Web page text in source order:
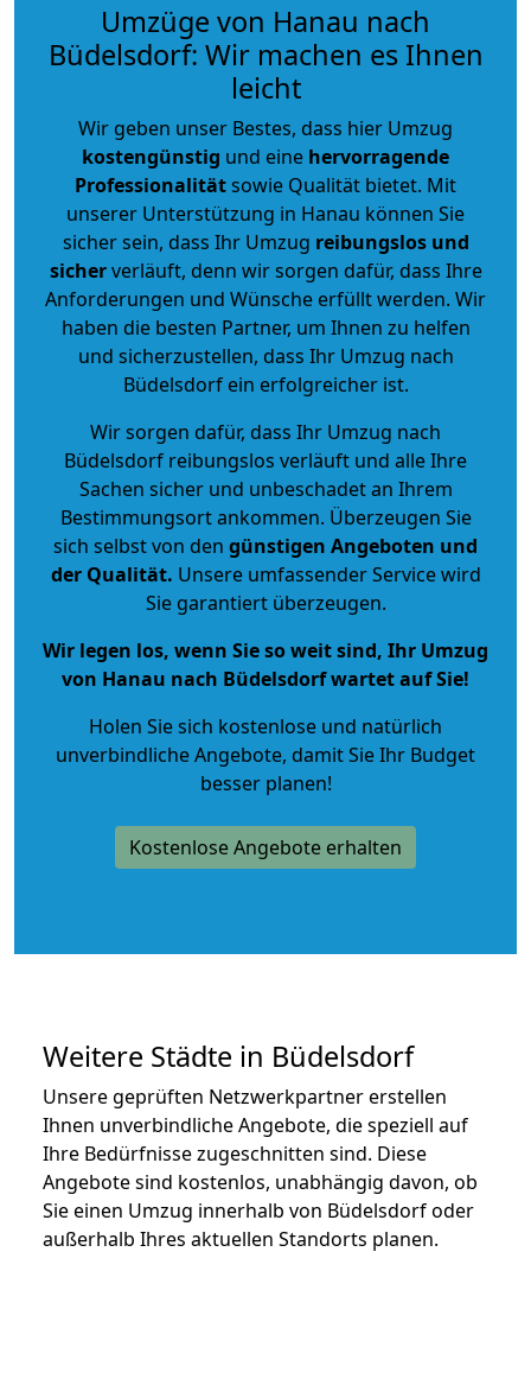
Umzüge von Hanau nach
Büdelsdorf: Wir machen es Ihnen
leicht
Wir geben unser Bestes, dass hier Umzug
kostengünstig und eine hervorragende
Professionalitätsowie Qualität bietet. Mit
unserer Unterstützung in Hanau können Sie
sicher sein, dass Ihr Umzug reibungslos und
sicherverläuft, denn wir sorgen dafür, dass Ihre
Anforderungen und Wünsche erfüllt werden. Wir
haben die besten Partner, um Ihnen zu helfen
und sicherzustellen, dass Ihr Umzug nach
Büdelsdorf ein erfolgreicher ist.
Wir sorgen dafür, dass Ihr Umzug nach
Büdelsdorf reibungslos verläuft und alle Ihre
Sachen sicher und unbeschadet an Ihrem
Bestimmungsort ankommen. Überzeugen Sie
sich selbst von den günstigen Angeboten und
der Qualität. Unsere umfassender Service wird
Sie garantiert überzeugen.
Wir legen los, wenn Sie so weit sind, Ihr Umzug
von Hanau nach Büdelsdorf wartet auf Sie!
Holen Sie sich kostenlose und natürlich
unverbindliche Angebote, damit Sie Ihr Budget
besser planen!
Kostenlose Angebote erhalten
Weitere Städte in Büdelsdorf
Unsere geprüften Netzwerkpartner erstellen
Ihnen unverbindliche Angebote, die speziell auf
Ihre Bedürfnisse zugeschnitten sind. Diese
Angebote sind kostenlos, unabhängig davon, ob
Sie einen Umzug innerhalb von Büdelsdorf oder
außerhalb Ihres aktuellen Standorts planen.